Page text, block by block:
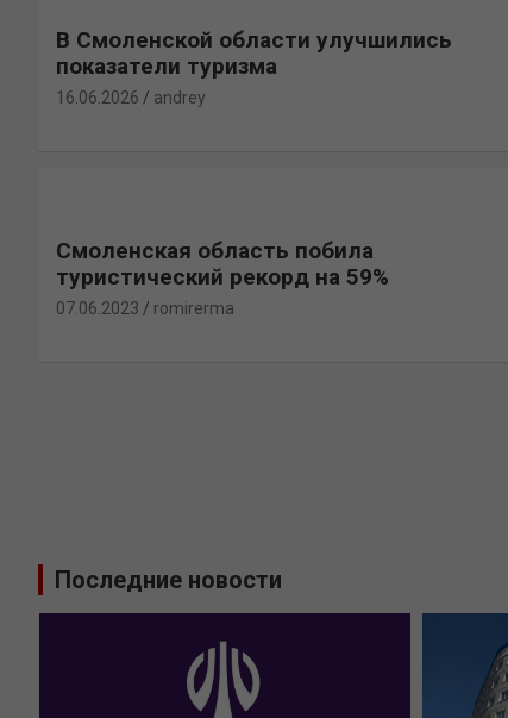
В Смоленской области улучшились
показатели туризма
16.06.2026 andrey
Смоленская область побила
туристический рекорд на 59%
07.06.2023 romirerma
Последние новости